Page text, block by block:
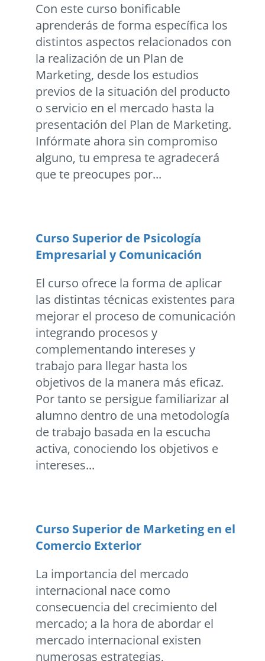
Con este curso bonificable
aprenderás de forma específica los
distintos aspectos relacionados con
la realización de un Plan de
Marketing, desde los estudios
previos de la situación del producto
o servicio en el mercado hasta la
presentación del Plan de Marketing.
Infórmate ahora sin compromiso
alguno, tu empresa te agradecerá
que te preocupes por...
Curso Superior de Psicología
Empresarial y Comunicación
El curso ofrece la forma de aplicar
las distintas técnicas existentes para
mejorar el proceso de comunicación
integrando procesos y
complementando intereses y
trabajo para llegar hasta los
objetivos de la manera más eficaz.
Por tanto se persigue familiarizar al
alumno dentro de una metodología
de trabajo basada en la escucha
activa, conociendo los objetivos e
intereses...
Curso Superior de Marketing en el
Comercio Exterior
La importancia del mercado
internacional nace como
consecuencia del crecimiento del
mercado; a la hora de abordar el
mercado internacional existen
numerosas estrategias,